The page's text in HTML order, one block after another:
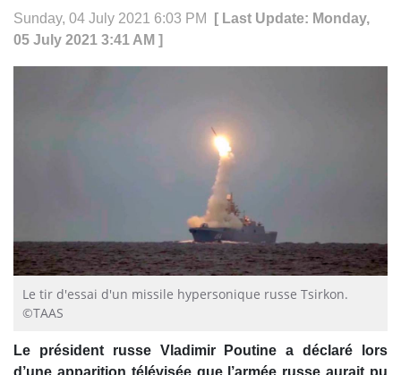
Sunday, 04 July 2021 6:03 PM
[ Last Update: Monday,
05 July 2021 3:41 AM ]
Le tir d'essai d'un missile hypersonique russe Tsirkon.
©TAAS
Le président russe Vladimir Poutine a déclaré lors